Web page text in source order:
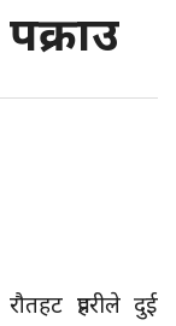
प्रहरीले दुई